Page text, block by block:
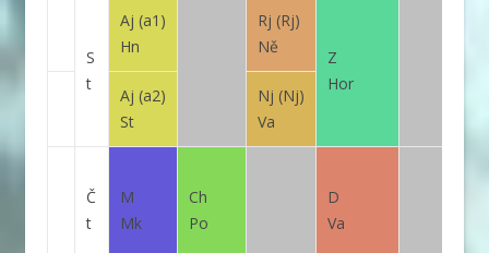
S
t
Aj (a1)
Hn
Rj (Rj)
Ně
Z
Hor
Aj (a2)
St
Nj (Nj)
Va
Č
t
M
Mk
Ch
Po
D
Va